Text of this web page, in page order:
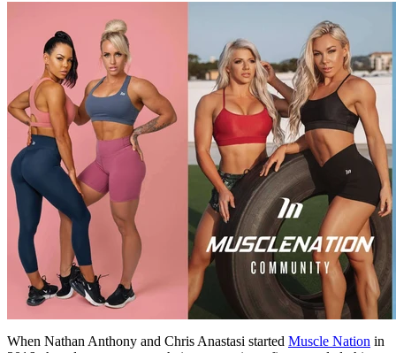
When Nathan Anthony and Chris Anastasi started Muscle Nation in